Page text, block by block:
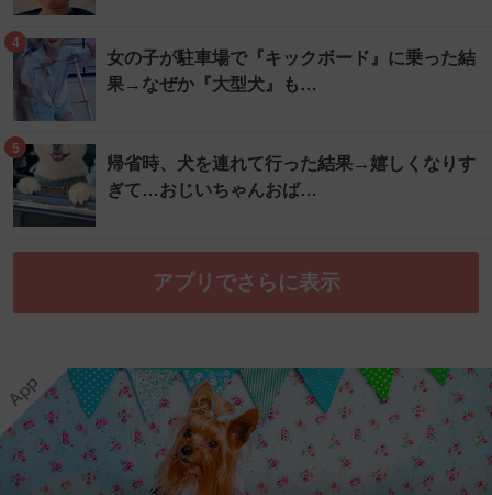
4
女の子が駐車場で『キックボード』に乗った結
果→なぜか『大型犬』も…
5
帰省時、犬を連れて行った結果→嬉しくなりす
ぎて…おじいちゃんおば…
アプリでさらに表示